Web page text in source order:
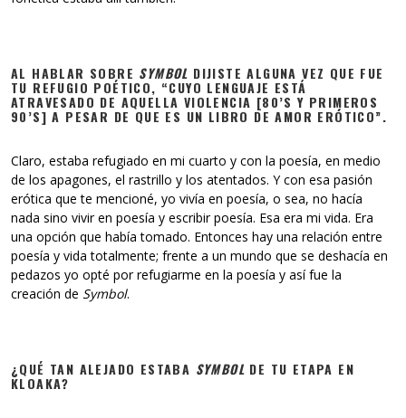
AL HABLAR SOBRE SYMBOL DIJISTE ALGUNA VEZ QUE FUE
TU REFUGIO POÉTICO, “CUYO LENGUAJE ESTÁ
ATRAVESADO DE AQUELLA VIOLENCIA [80’S Y PRIMEROS
90’S] A PESAR DE QUE ES UN LIBRO DE AMOR ERÓTICO”.
Claro, estaba refugiado en mi cuarto y con la poesía, en medio
de los apagones, el rastrillo y los atentados. Y con esa pasión
erótica que te mencioné, yo vivía en poesía, o sea, no hacía
nada sino vivir en poesía y escribir poesía. Esa era mi vida. Era
una opción que había tomado. Entonces hay una relación entre
poesía y vida totalmente; frente a un mundo que se deshacía en
pedazos yo opté por refugiarme en la poesía y así fue la
creación de Symbol.
¿QUÉ TAN ALEJADO ESTABA SYMBOL DE TU ETAPA EN
KLOAKA?